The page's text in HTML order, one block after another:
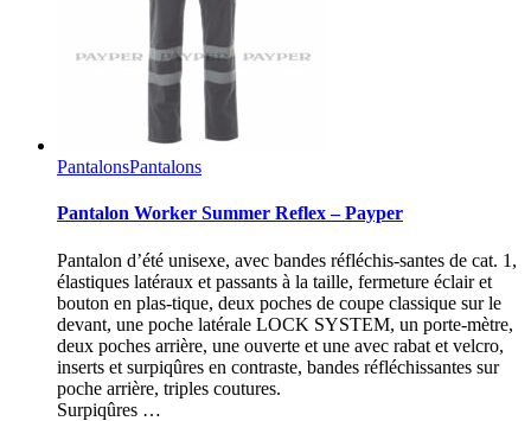
PantalonsPantalons
Pantalon Worker Summer Reflex – Payper
Pantalon d’été unisexe, avec bandes réfléchis-santes de cat. 1,
élastiques latéraux et passants à la taille, fermeture éclair et
bouton en plas-tique, deux poches de coupe classique sur le
devant, une poche latérale LOCK SYSTEM, un porte-mètre,
deux poches arrière, une ouverte et une avec rabat et velcro,
inserts et surpiqûres en contraste, bandes réfléchissantes sur
poche arrière, triples coutures.
Surpiqûres …